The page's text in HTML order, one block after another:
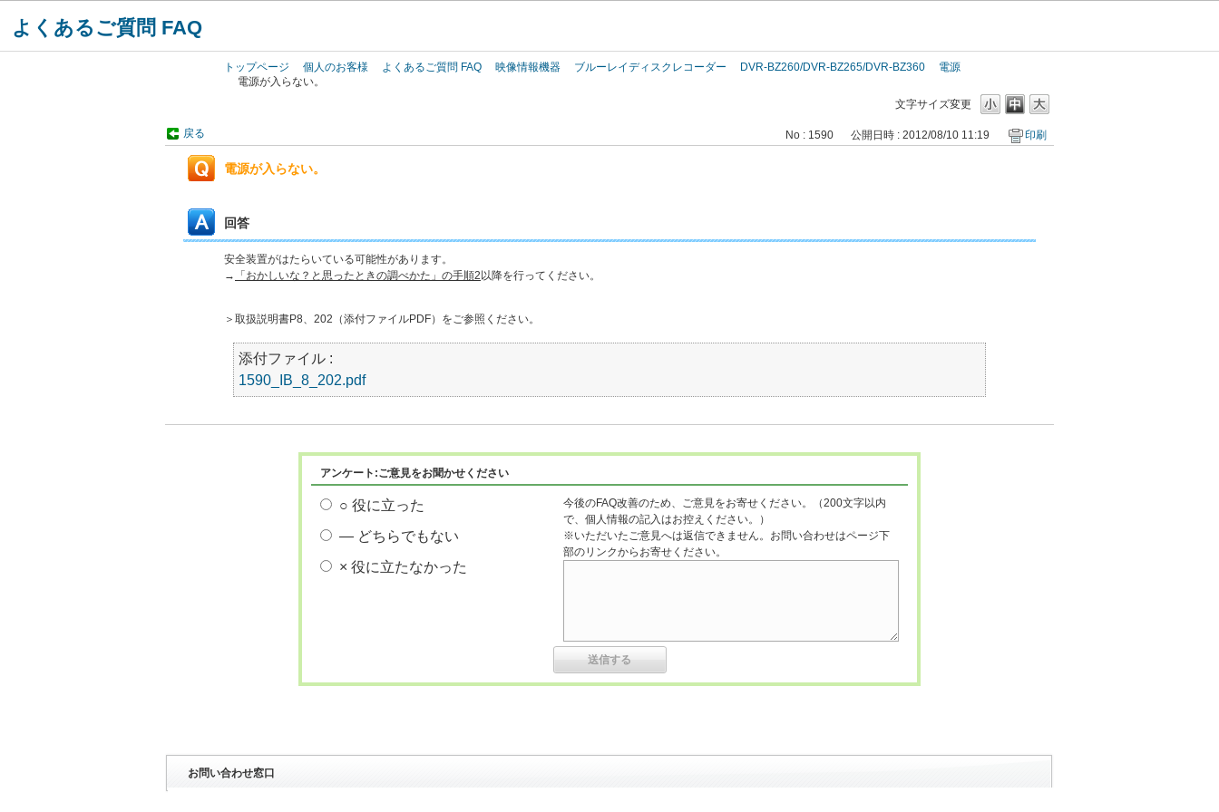
よくあるご質問 FAQ
トップページ 個人のお客様 よくあるご質問 FAQ 映像情報機器 ブルーレイディスクレコーダー DVR-BZ260/DVR-BZ265/DVR-BZ360
電源
電源が入らない。
文字サイズ変更
戻る No : 1590 公開日時 : 2012/08/10 11:19 印刷
電源が入らない。
回答
安全装置がはたらいている可能性があります。
→
「おかしいな？と思ったときの調べかた」の手順2 以降を行ってください。
＞取扱説明書P8、202（添付ファイルPDF）をご参照ください。
添付ファイル :
1590_IB_8_202.pdf
アンケート:ご意見をお聞かせください
○ 役に立った
― どちらでもない
× 役に立たなかった
今後のFAQ改善のため、ご意見をお寄せください。（200文字以内
で、個人情報の記入はお控えください。）
※いただいたご意見へは返信できません。お問い合わせはページ下
部のリンクからお寄せください。
お問い合わせ窓口